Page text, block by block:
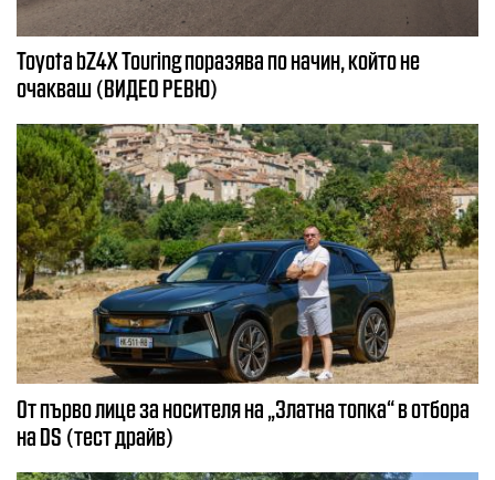
Toyota bZ4X Touring поразява по начин, който не
очакваш (ВИДЕО РЕВЮ)
От първо лице за носителя на „Златна топка“ в отбора
на DS (тест драйв)